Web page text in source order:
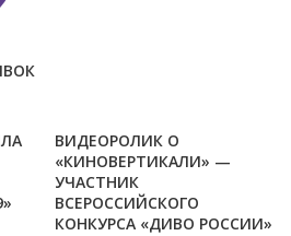
ВИДЕОРОЛИК О
«КИНОВЕРТИКАЛИ» —
УЧАСТНИК
ВСЕРОССИЙСКОГО
КОНКУРСА «ДИВО РОССИИ»